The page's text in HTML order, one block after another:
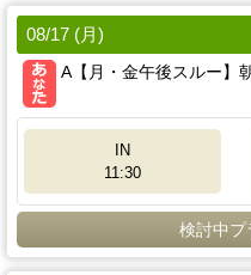
08/17 (月)
A【月・金午後スルー】
IN
11:30
検討中プ